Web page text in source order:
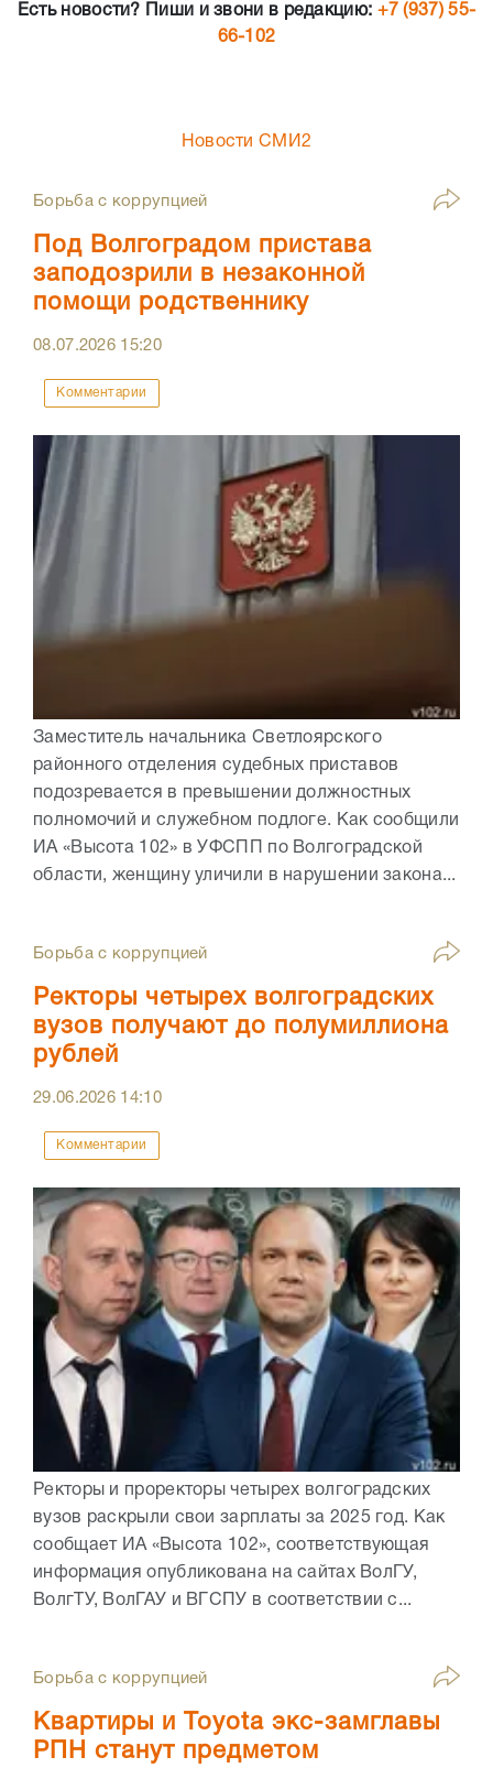
Есть новости? Пиши и звони в редакцию: +7 (937) 55-
66-102
Новости СМИ2
Борьба с коррупцией
Под Волгоградом пристава
заподозрили в незаконной
помощи родственнику
08.07.2026 15:20
Комментарии
Заместитель начальника Светлоярского
районного отделения судебных приставов
подозревается в превышении должностных
полномочий и служебном подлоге. Как сообщили
ИА «Высота 102» в УФСПП по Волгоградской
области, женщину уличили в нарушении закона...
Борьба с коррупцией
Ректоры четырех волгоградских
вузов получают до полумиллиона
рублей
29.06.2026 14:10
Комментарии
Ректоры и проректоры четырех волгоградских
вузов раскрыли свои зарплаты за 2025 год. Как
сообщает ИА «Высота 102», соответствующая
информация опубликована на сайтах ВолГУ,
ВолгТУ, ВолГАУ и ВГСПУ в соответствии с...
Борьба с коррупцией
Квартиры и Toyota экс-замглавы
РПН станут предметом